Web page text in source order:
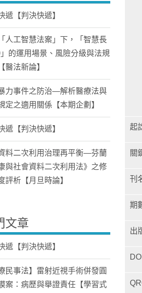
起
關
刊
期
出
DOI
遞【判決快遞】
人工智慧法案」下，「智慧長
的運用場景、風險分級與法規
醫法新論】
力事件之防治—解析醫療法與
定之適用關係【本期企劃】
遞【判決快遞】
料二次利用治理再平衡—芬蘭
與社會資料二次利用法》之修
評析【月旦時論】
文章
遞【判決快遞】
民事法】雷射近視手術併發圓
案：病歷與舉證責任【學習式